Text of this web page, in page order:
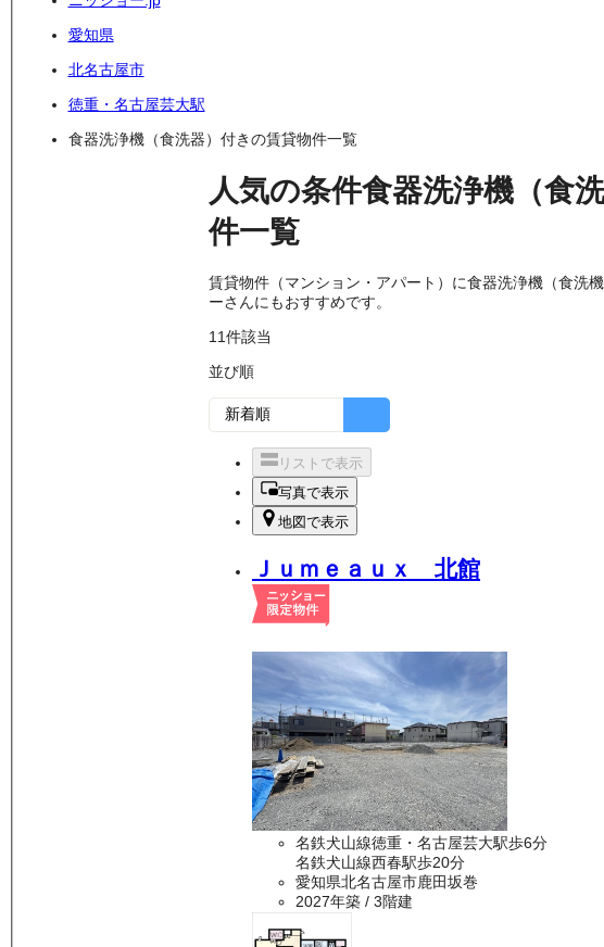
愛知県
北名古屋市
徳重・名古屋芸大駅
食器洗浄機（食洗器）付きの賃貸物件一覧
人気の条件食器洗浄機（食
件一覧
賃貸物件（マンション・アパート）に食器洗浄機（食洗
ーさんにもおすすめです。
11件該当
並び順
リストで表示
写真で表示
地図で表示
Ｊｕｍｅａｕｘ 北館
名鉄犬山線徳重・名古屋芸大駅歩6分
名鉄犬山線西春駅歩20分
愛知県北名古屋市鹿田坂巻
2027年築 / 3階建